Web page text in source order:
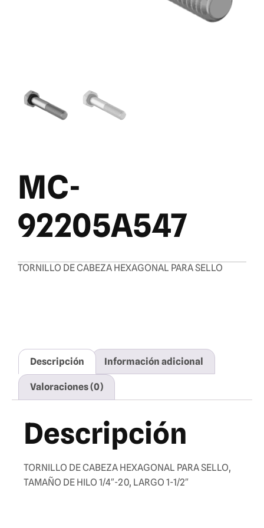
MC-
92205A547
TORNILLO DE CABEZA HEXAGONAL PARA SELLO
Descripción Información adicional
Valoraciones (0)
Descripción
TORNILLO DE CABEZA HEXAGONAL PARA SELLO,
TAMAÑO DE HILO 1/4″-20, LARGO 1-1/2″